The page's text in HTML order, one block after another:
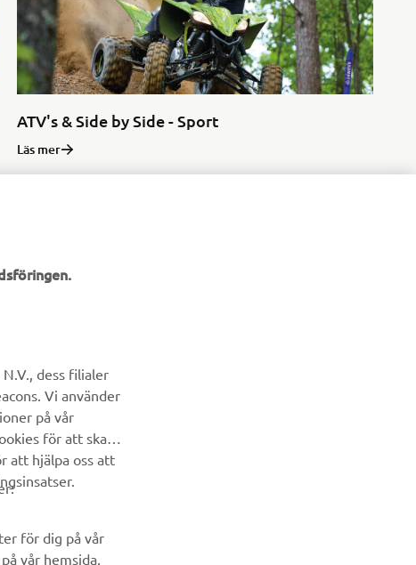
ATV's & Side by Side - Sport
Läs mer
nyheterna och mycket mer
Läs vår integritetspolicy för att ta reda på hur vi behandlar dina
dess filialer
Vi använder
på vår
för att skapa
att hjälpa oss att
för dig på vår
vår hemsida.